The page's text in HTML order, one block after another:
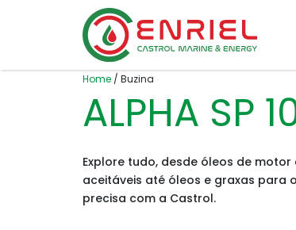
Skip to content
Home / Buzina
ALPHA SP
Explore tudo, desde óleos de
aceitáveis até óleos e graxas para
precisa com a Castrol.